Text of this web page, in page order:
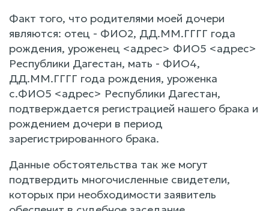
Факт того, что родителями моей дочери
являются: отец - ФИО2, ДД.ММ.ГГГГ года
рождения, уроженец <адрес> ФИО5 <адрес>
Республики Дагестан, мать - ФИО4,
ДД.ММ.ГГГГ года рождения, уроженка
с.ФИО5 <адрес> Республики Дагестан,
подтверждается регистрацией нашего брака и
рождением дочери в период
зарегистрированного брака.
Данные обстоятельства так же могут
подтвердить многочисленные свидетели,
которых при необходимости заявитель